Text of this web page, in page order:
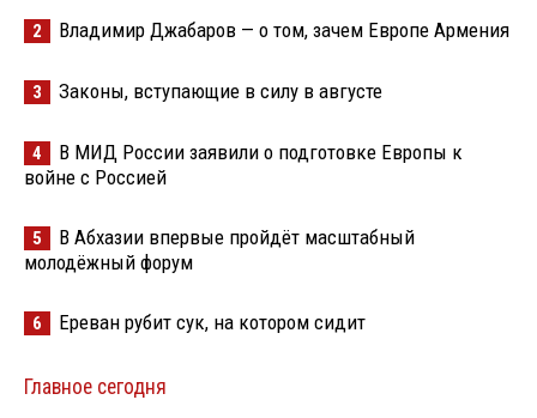
2 Владимир Джабаров — о том, зачем Европе Армения
3 Законы, вступающие в силу в августе
4
В МИД России заявили о подготовке Европы к
войне с Россией
5
В Абхазии впервые пройдёт масштабный
молодёжный форум
6 Ереван рубит сук, на котором сидит
Главное сегодня